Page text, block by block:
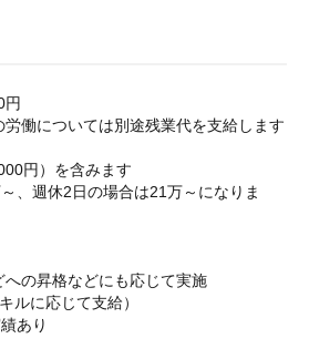
円
働については別途残業代を支給します
円）を含みます
、週休2日の場合は21万～になりま
の昇格などにも応じて実施
ルに応じて支給）
あり